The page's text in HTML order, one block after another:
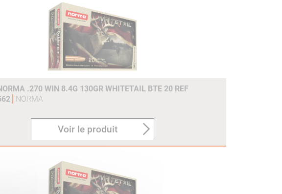
.270 WIN 8.4G 130GR WHITETAIL BTE 20 REF
NORMA
Voir le produit